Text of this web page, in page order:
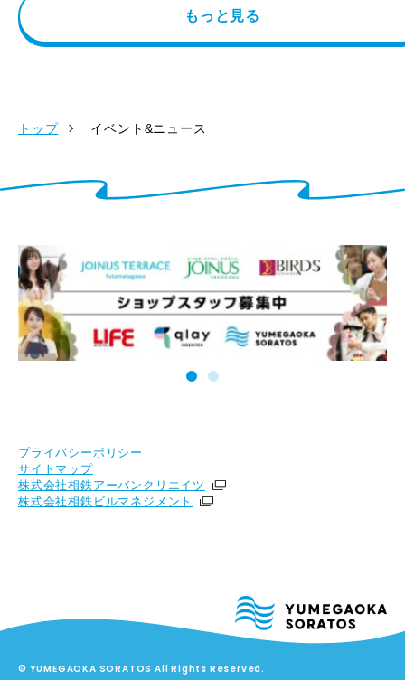
もっと見る
トップ イベント&ニュース
プライバシーポリシー
サイトマップ
株式会社相鉄アーバンクリエイツ
株式会社相鉄ビルマネジメント
© YUMEGAOKA SORATOS All Rights Reserved.